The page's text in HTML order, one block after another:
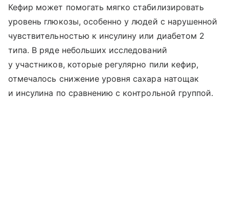
Кефир может помогать мягко стабилизировать
уровень глюкозы, особенно у людей с нарушенной
чувствительностью к инсулину или диабетом 2
типа. В ряде небольших исследований
у участников, которые регулярно пили кефир,
отмечалось снижение уровня сахара натощак
и инсулина по сравнению с контрольной группой.